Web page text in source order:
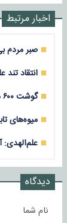
اخبار مرتبط
صبر مردم
انتقاد
گوشت ۶۰۰ هزار تومانی به بازار رسید
میوه‌های
علم‌الهدی: آمریکا ۶۰ سال جنایت
دیدگاه
نام شما